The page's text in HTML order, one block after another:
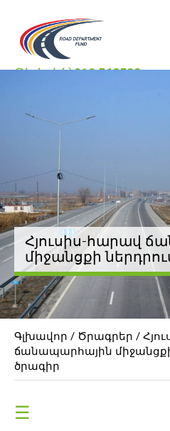
Թեժ գիծ՝010 562533
Հյուսիս-հարավ
միջանցքի
Գլխավոր / Ծրագրեր /
ճանապարհային
ծրագիր
☰